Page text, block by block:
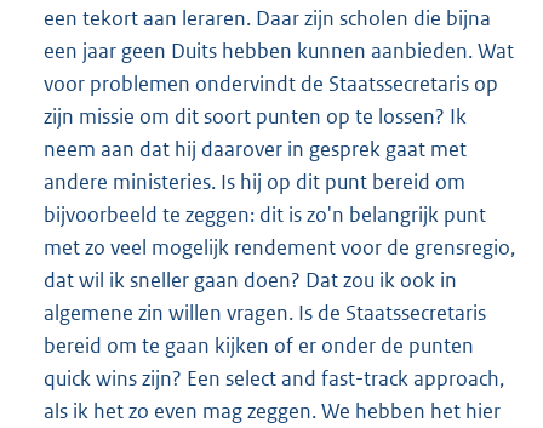
een tekort aan leraren. Daar zijn scholen die bijna
een jaar geen Duits hebben kunnen aanbieden. Wat
voor problemen ondervindt de Staatssecretaris op
zijn missie om dit soort punten op te lossen? Ik
neem aan dat hij daarover in gesprek gaat met
andere ministeries. Is hij op dit punt bereid om
bijvoorbeeld te zeggen: dit is zo'n belangrijk punt
met zo veel mogelijk rendement voor de grensregio,
dat wil ik sneller gaan doen? Dat zou ik ook in
algemene zin willen vragen. Is de Staatssecretaris
bereid om te gaan kijken of er onder de punten
quick wins zijn? Een select and fast-track approach,
als ik het zo even mag zeggen. We hebben het hier